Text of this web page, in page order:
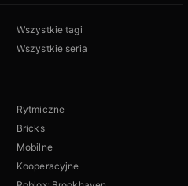
Wszystkie tagi
Wszystkie seria
Rytmiczne
Bricks
Mobilne
Kooperacyjne